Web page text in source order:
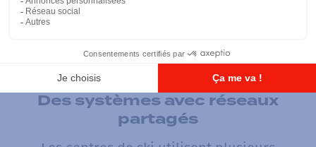
Des systèmes avec réseaux
partagés